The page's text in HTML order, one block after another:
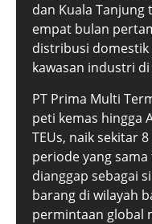
dan Kuala
empat bulan
distribusi
kawasan industri
PT Prima Multi
peti kemas hingga
TEUs, naik sekitar
periode yang
dianggap sebagai
barang di wilayah
permintaan global